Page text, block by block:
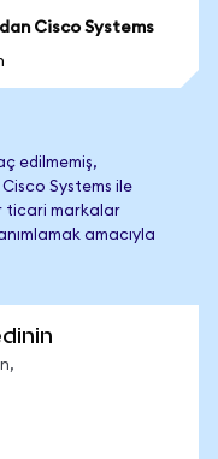
Cisco Systems
edilmemiş,
Systems ile
ticari markalar
amacıyla